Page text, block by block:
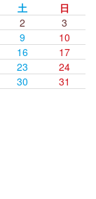
土
日
2
3
9
10
16
17
23
24
30 31